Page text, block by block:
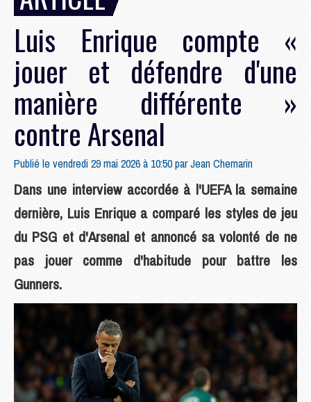
Luis Enrique compte «
jouer et défendre d'une
manière différente »
contre Arsenal
Publié le vendredi 29 mai 2026 à 10:50 parJean Chemarin
Dans une interview accordée à l'UEFA la semaine
dernière, Luis Enrique a comparé les styles de jeu
du PSG et d'Arsenal et annoncé sa volonté de ne
pas jouer comme d'habitude pour battre les
Gunners.